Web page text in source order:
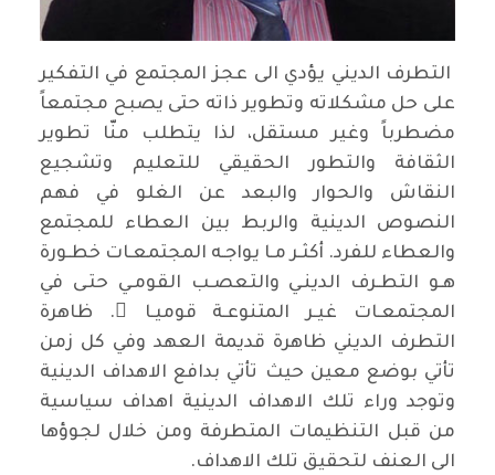
التطرف الديني يؤدي الى عجز المجتمع في التفكير
على حل مشكلاته وتطوير ذاته حتى يصبح مجتمعاً
مضطرباً وغير مستقل، لذا يتطلب منّا تطوير
الثقافة والتطور الحقيقي للتعليم وتشجيع
النقاش والحوار والبعد عن الغلو في فهم
النصوص الدينية والربط بين العطاء للمجتمع
والعطاء للفرد. أكثـر مـا يواجـه المجتمعـات خطـورة
هـو التطـرف الدينـي والتعصـب القومـي حتـى في
المجتمعـات غيـر المتنوعـة قوميـا ً. ظاهرة
التطرف الديني ظاهرة قديمة العهد وفي كل زمن
تأتي بوضع معين حيث تأتي بدافع الاهداف الدينية
وتوجد وراء تلك الاهداف الدينية اهداف سياسية
من قبل التنظيمات المتطرفة ومن خلال لجوؤها
الى العنف لتحقيق تلك الاهداف.